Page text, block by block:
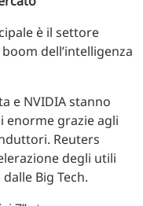
è il settore
dell’intelligenza
e NVIDIA stanno
enorme grazie agli
Reuters
degli utili
Big Tech.